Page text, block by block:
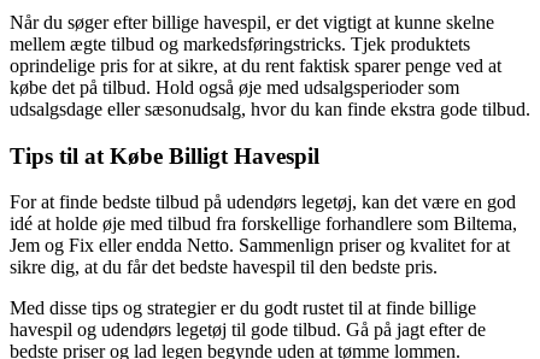
Når du søger efter billige havespil, er det vigtigt at kunne skelne
mellem ægte tilbud og markedsføringstricks. Tjek produktets
oprindelige pris for at sikre, at du rent faktisk sparer penge ved at
købe det på tilbud. Hold også øje med udsalgsperioder som
udsalgsdage eller sæsonudsalg, hvor du kan finde ekstra gode tilbud.
Tips til at Købe Billigt Havespil
For at finde bedste tilbud på udendørs legetøj, kan det være en god
idé at holde øje med tilbud fra forskellige forhandlere som Biltema,
Jem og Fix eller endda Netto. Sammenlign priser og kvalitet for at
sikre dig, at du får det bedste havespil til den bedste pris.
Med disse tips og strategier er du godt rustet til at finde billige
havespil og udendørs legetøj til gode tilbud. Gå på jagt efter de
bedste priser og lad legen begynde uden at tømme lommen.